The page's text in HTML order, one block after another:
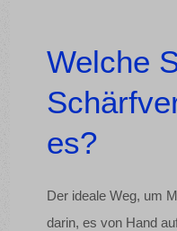
Welche
es?
Der ideale Weg, um
darin, es von Hand